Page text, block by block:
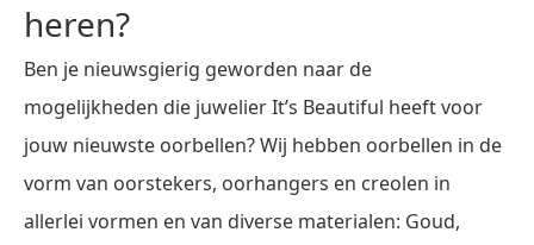
heren?
Ben je nieuwsgierig geworden naar de
mogelijkheden die juwelier It’s Beautiful heeft voor
jouw nieuwste oorbellen? Wij hebben oorbellen in de
vorm van oorstekers, oorhangers en creolen in
allerlei vormen en van diverse materialen: Goud,